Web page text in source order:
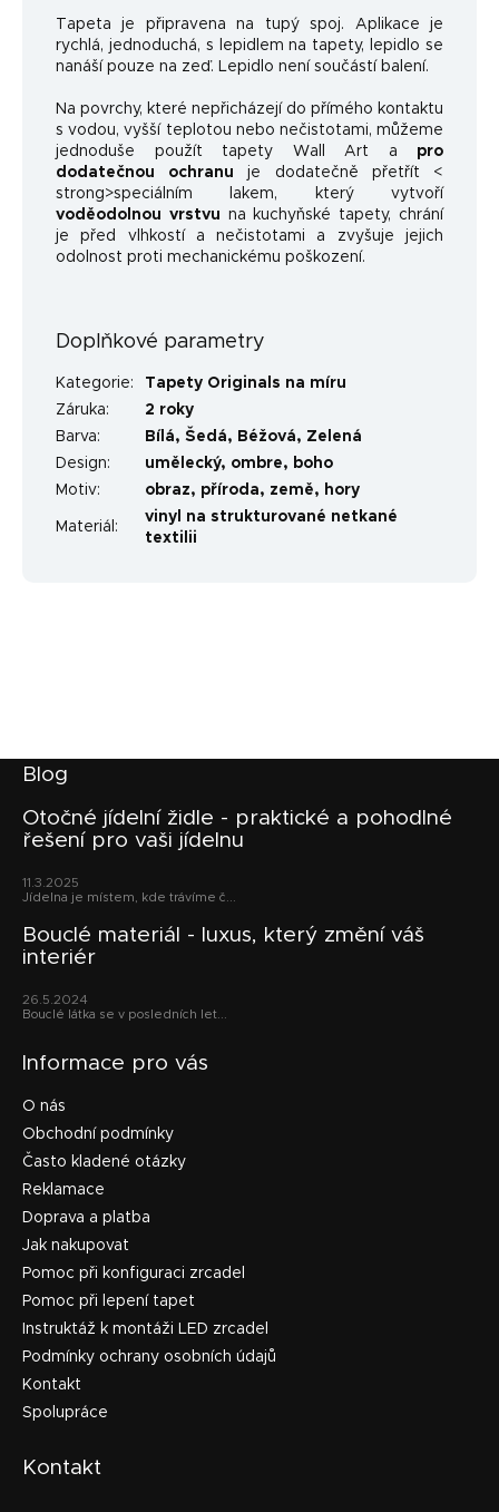
Tapeta je připravena na tupý spoj. Aplikace je
rychlá, jednoduchá, s lepidlem na tapety, lepidlo se
nanáší pouze na zeď. Lepidlo není součástí balení.
Na povrchy, které nepřicházejí do přímého kontaktu
s vodou, vyšší teplotou nebo nečistotami, můžeme
jednoduše použít tapety Wall Art a pro
dodatečnou ochranu je dodatečně přetřít <
strong>speciálním lakem, který vytvoří
voděodolnou vrstvu na kuchyňské tapety, chrání
je před vlhkostí a nečistotami a zvyšuje jejich
odolnost proti mechanickému poškození.
Doplňkové parametry
Kategorie:
Tapety Originals na míru
Záruka:
2 roky
Barva: Bílá, Šedá, Béžová, Zelená
Design: umělecký, ombre, boho
Motiv: obraz, příroda, země, hory
Materiál :
vinyl na strukturované netkané
textilii
Blog
Otočné jídelní židle - praktické a pohodlné
řešení pro vaši jídelnu
11.3.2025
Jídelna je místem, kde trávíme č...
Bouclé materiál - luxus, který změní váš
interiér
26.5.2024
Bouclé látka se v posledních let...
Informace pro vás
O nás
Obchodní podmínky
Často kladené otázky
Reklamace
Doprava a platba
Jak nakupovat
Pomoc při konfiguraci zrcadel
Pomoc při lepení tapet
Instruktáž k montáži LED zrcadel
Podmínky ochrany osobních údajů
Kontakt
Spolupráce
Kontakt